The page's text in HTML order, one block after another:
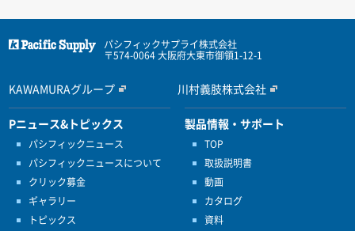
パシフィックサプライ株式会社
〒574-0064 大阪府大東市御領1-12-1
KAWAMURAグループ 川村義肢株式会社
Pニュース&トピックス
パシフィックニュース
パシフィックニュースについて
クリック募金
ギャラリー
トピックス
製品情報・サポート
TOP
取扱説明書
動画
カタログ
資料